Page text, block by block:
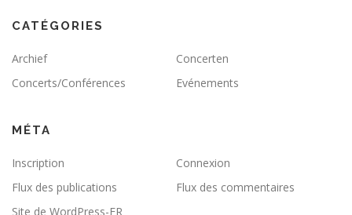
CATÉGORIES
Archief
Concerten
Concerts/Conférences
Evénements
MÉTA
Inscription
Connexion
Flux des publications
Flux des commentaires
Site de WordPress-FR